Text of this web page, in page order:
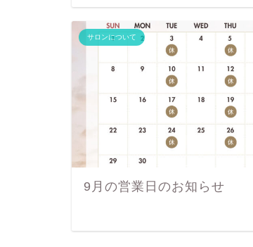
サロンについて
9月の営業日のお知らせ